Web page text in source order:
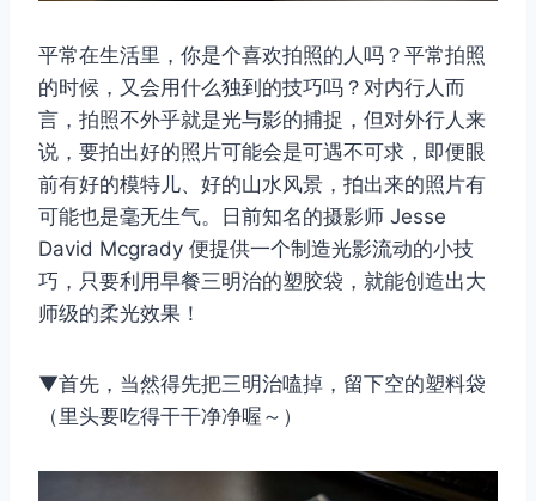
平常在生活里，你是个喜欢拍照的人吗？平常拍照
的时候，又会用什么独到的技巧吗？对内行人而
言，拍照不外乎就是光与影的捕捉，但对外行人来
说，要拍出好的照片可能会是可遇不可求，即便眼
前有好的模特儿、好的山水风景，拍出来的照片有
可能也是毫无生气。日前知名的摄影师 Jesse
David Mcgrady 便提供一个制造光影流动的小技
巧，只要利用早餐三明治的塑胶袋，就能创造出大
师级的柔光效果！
▼首先，当然得先把三明治嗑掉，留下空的塑料袋
（里头要吃得干干净净喔～）